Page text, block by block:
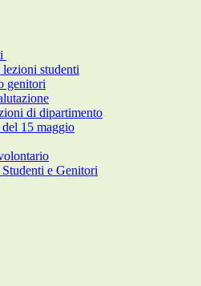
studenti
genitori
di dipartimento
15 maggio
e Genitori